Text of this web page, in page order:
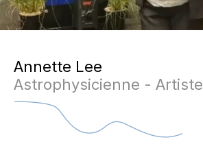
Annette Lee
Astrophysicienne - Artiste